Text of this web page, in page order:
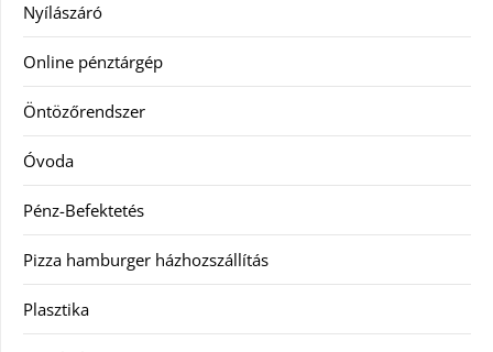
Nyílászáró
Online pénztárgép
Öntözőrendszer
Óvoda
Pénz-Befektetés
Pizza hamburger házhozszállítás
Plasztika